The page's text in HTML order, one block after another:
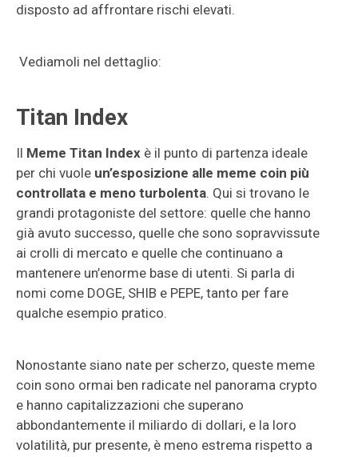
disposto ad affrontare rischi elevati.
Vediamoli nel dettaglio:
Titan Index
Il Meme Titan Index è il punto di partenza ideale
per chi vuole un’esposizione alle meme coin più
controllata e meno turbolenta. Qui si trovano le
grandi protagoniste del settore: quelle che hanno
già avuto successo, quelle che sono sopravvissute
ai crolli di mercato e quelle che continuano a
mantenere un’enorme base di utenti. Si parla di
nomi come DOGE, SHIB e PEPE, tanto per fare
qualche esempio pratico.
Nonostante siano nate per scherzo, queste meme
coin sono ormai ben radicate nel panorama crypto
e hanno capitalizzazioni che superano
abbondantemente il miliardo di dollari, e la loro
volatilità, pur presente, è meno estrema rispetto a